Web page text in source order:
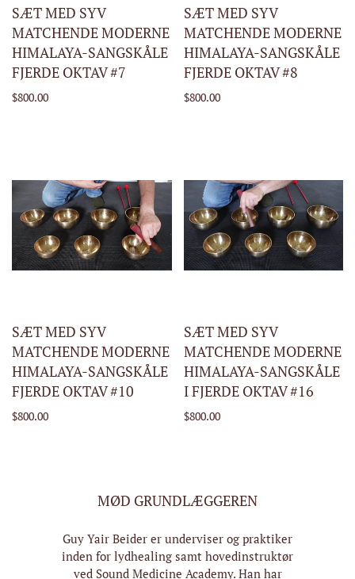
SÆT MED SYV
MATCHENDE MODERNE
HIMALAYA-SANGSKÅLE
FJERDE OKTAV #7
$800.00
SÆT MED SYV
MATCHENDE MODERNE
HIMALAYA-SANGSKÅLE
FJERDE OKTAV #8
$800.00
SÆT MED SYV
MATCHENDE MODERNE
HIMALAYA-SANGSKÅLE
FJERDE OKTAV #10
$800.00
SÆT MED SYV
MATCHENDE MODERNE
HIMALAYA-SANGSKÅLE
I FJERDE OKTAV #16
$800.00
MØD GRUNDLÆGGEREN
Guy Yair Beider er underviser og praktiker
inden for lydhealing samt hovedinstruktør
ved Sound Medicine Academy. Han har